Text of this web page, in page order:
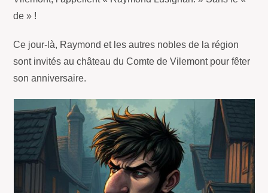
de » !
Ce jour-là, Raymond et les autres nobles de la région
sont invités au château du Comte de Vilemont pour fêter
son anniversaire.